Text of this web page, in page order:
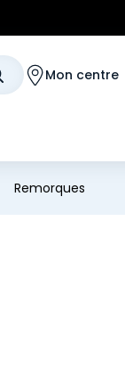
Mon centre
Remorques